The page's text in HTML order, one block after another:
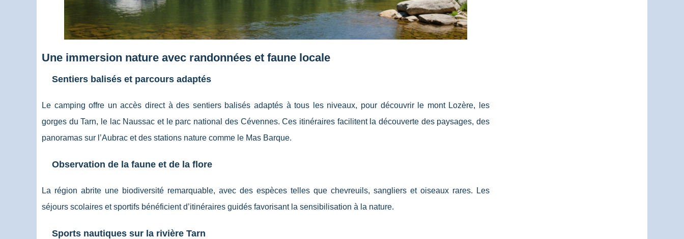
Une immersion nature avec randonnées et faune locale
Sentiers balisés et parcours adaptés
Le camping offre un accès direct à des sentiers balisés adaptés à tous les niveaux, pour découvrir le mont Lozère, les
gorges du Tarn, le lac Naussac et le parc national des Cévennes. Ces itinéraires facilitent la découverte des paysages, des
panoramas sur l’Aubrac et des stations nature comme le Mas Barque.
Observation de la faune et de la flore
La région abrite une biodiversité remarquable, avec des espèces telles que chevreuils, sangliers et oiseaux rares. Les
séjours scolaires et sportifs bénéficient d’itinéraires guidés favorisant la sensibilisation à la nature.
Sports nautiques sur la rivière Tarn